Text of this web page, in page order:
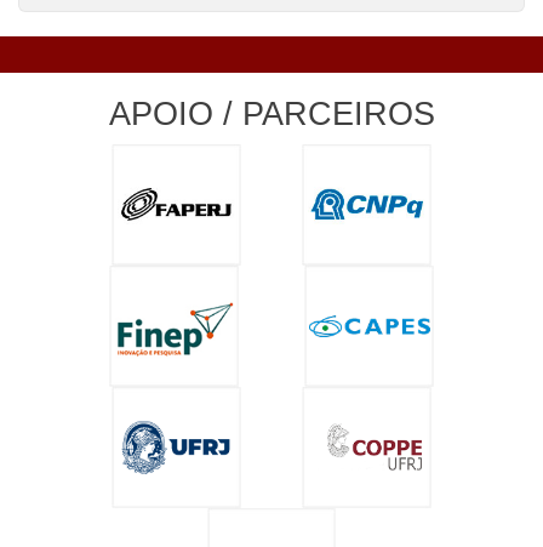
APOIO / PARCEIROS